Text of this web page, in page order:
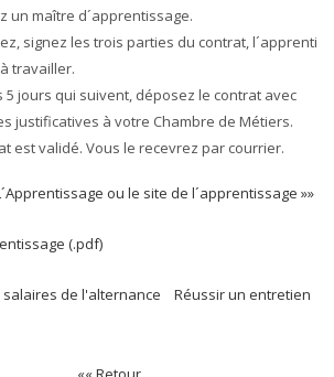
un maître d´apprentissage.
signez les trois parties du contrat, l´apprenti
travailler.
5 jours qui suivent, déposez le contrat avec
justificatives à votre Chambre de Métiers.
est validé. Vous le recevrez par courrier.
ou le site de l´apprentissage »»
(.pdf)
salaires de l'alternance
Réussir un entretien